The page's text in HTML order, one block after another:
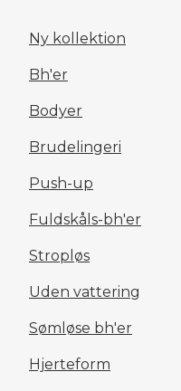
Ny kollektion
Bh'er
Bodyer
Brudelingeri
Push-up
Fuldskåls-bh'er
Stropløs
Uden vattering
Sømløse bh'er
Hjerteform